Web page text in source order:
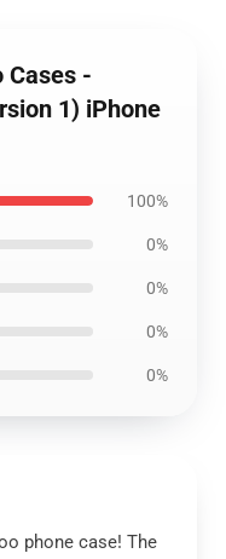
Cases -
1) iPhone
100%
0%
0%
0%
0%
phone case! The